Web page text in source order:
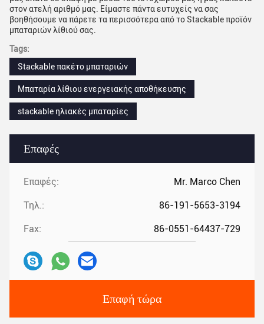
Επαφές
Επαφές: Mr. Marco Chen
Τηλ.: 86-191-5653-3194
Fax: 86-0551-64437-729
Επαφή τώρα
στον ατελή αριθμό μας. Είμαστε πάντα ευτυχείς να σας
βοηθήσουμε να πάρετε τα περισσότερα από το Stackable προϊόν
μπαταριών λίθιού σας.
Tags:
Stackable πακέτο μπαταριών
Μπαταρία λίθιου ενεργειακής αποθήκευσης
stackable ηλιακές μπαταρίες